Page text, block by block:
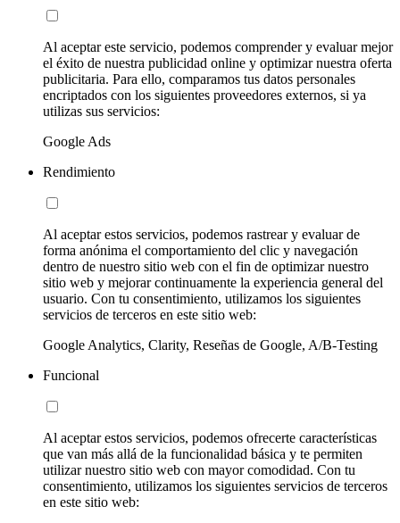
Al aceptar este servicio, podemos comprender y evaluar mejor
el éxito de nuestra publicidad online y optimizar nuestra oferta
publicitaria. Para ello, comparamos tus datos personales
encriptados con los siguientes proveedores externos, si ya
utilizas sus servicios:
Google Ads
Rendimiento
Al aceptar estos servicios, podemos rastrear y evaluar de
forma anónima el comportamiento del clic y navegación
dentro de nuestro sitio web con el fin de optimizar nuestro
sitio web y mejorar continuamente la experiencia general del
usuario. Con tu consentimiento, utilizamos los siguientes
servicios de terceros en este sitio web:
Google Analytics, Clarity, Reseñas de Google, A/B-Testing
Funcional
Al aceptar estos servicios, podemos ofrecerte características
que van más allá de la funcionalidad básica y te permiten
utilizar nuestro sitio web con mayor comodidad. Con tu
consentimiento, utilizamos los siguientes servicios de terceros
en este sitio web: